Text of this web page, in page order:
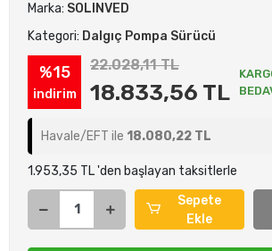
Marka: SOLINVED
Kategori: Dalgıç Pompa Sürücü
%15
indirim
22.028,11 TL
18.833,56 TL
Havale/EFT ile 18.080,22 TL
1.953,35 TL 'den başlayan taksitlerle
Sepete
Ekle